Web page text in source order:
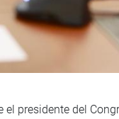
presidente del